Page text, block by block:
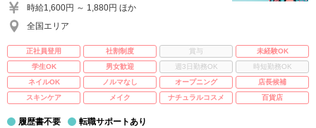
時給1,600円 ～ 1,880円 ほか
全国エリア
正社員登用 社割制度 賞与
未経験OK
学生OK
男女歓迎 週3日勤務OK
時短勤務OK
ネイルOK
ノルマなし オープニング
店長候補
スキンケア
メイク ナチュラルコスメ 百貨店
履歴書不要 転職サポートあり